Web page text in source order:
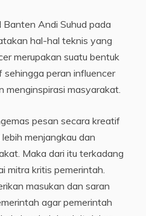
Andi Suhud pada
hal-hal teknis yang
merupakan suatu bentuk
sehingga peran influencer
menginspirasi masyarakat.
pesan secara kreatif
menjangkau dan
Maka dari itu terkadang
mitra kritis pemerintah.
masukan dan saran
agar pemerintah